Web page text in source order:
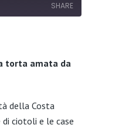
SHARE
torta amata da
della Costa
di ciotoli e le case